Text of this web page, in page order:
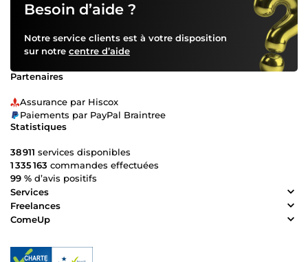
Besoin d’aide ?
Notre service clients est à votre disposition
sur notre centre d’aide
Partenaires
Assurance par Hiscox
Paiements par PayPal Braintree
Statistiques
38 911 services disponibles
1 335 163 commandes effectuées
99 % d’avis positifs
Services
Freelances
ComeUp